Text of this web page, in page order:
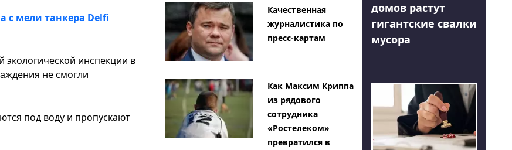
с мели танкера Delfi
экологической инспекции в
не смогли
под воду и пропускают
Качественная
журналистика по
пресс-картам
Как Максим Криппа
из рядового
сотрудника
«Ростелеком»
превратился в
домов растут
гигантские свалки
мусора